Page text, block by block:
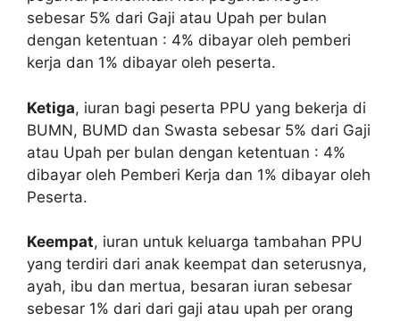
sebesar 5% dari Gaji atau Upah per bulan
dengan ketentuan : 4% dibayar oleh pemberi
kerja dan 1% dibayar oleh peserta.
Ketiga, iuran bagi peserta PPU yang bekerja di
BUMN, BUMD dan Swasta sebesar 5% dari Gaji
atau Upah per bulan dengan ketentuan : 4%
dibayar oleh Pemberi Kerja dan 1% dibayar oleh
Peserta.
Keempat, iuran untuk keluarga tambahan PPU
yang terdiri dari anak keempat dan seterusnya,
ayah, ibu dan mertua, besaran iuran sebesar
sebesar 1% dari dari gaji atau upah per orang